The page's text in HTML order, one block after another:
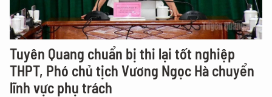
Tuyên Quang chuẩn bị thi lại tốt nghiệp
THPT, Phó chủ tịch Vương Ngọc Hà chuyển
lĩnh vực phụ trách